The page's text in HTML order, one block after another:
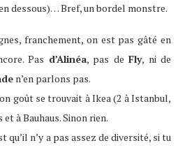
dessous)… Bref, un bordel monstre.
franchement, on est pas gâté en
Pas d’Alinéa, pas deFly, ni de
n’en parlons pas.
goût se trouvait à Ikea (2 à Istanbul,
à Bauhaus. Sinon rien.
qu’il n’y a pas assez de diversité, si tu